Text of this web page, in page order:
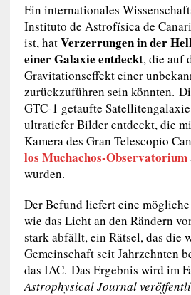
Ein internationales
Instituto de Astrofísica de
ist, hatVerzerrungen in der
einer Galaxie entdeckt, die auf
Gravitationseffekt einer
zurückzuführen sein könnten.
GTC-1 getaufte
ultratiefer Bilder entdeckt, die
Kamera des Gran Telescopio
los Muchachos-Observatorium
wurden.
Der Befund liefert eine
wie das Licht an den Rändern
stark abfällt, ein Rätsel, das die
Gemeinschaft seit Jahrzehnten
das IAC. Das Ergebnis wird im
Astrophysical Journal